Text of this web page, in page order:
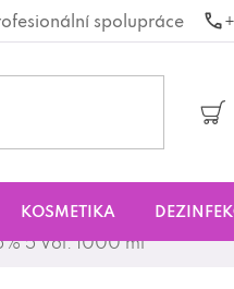
spolupráce
KOSMETIKA
5 Vol. 1000 ml